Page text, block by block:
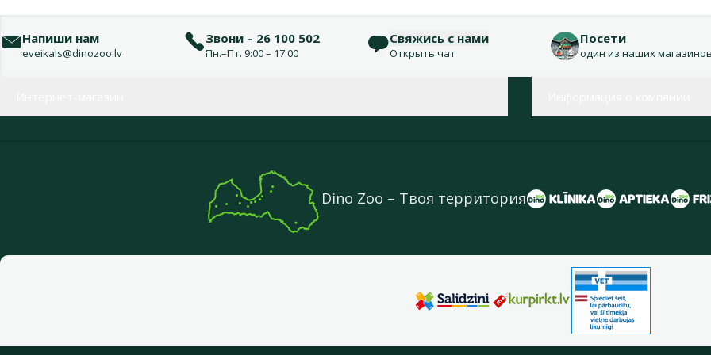
Напиши нам
eveikals@dinozoo.lv
Звони – 26 100 502
Пн.–Пт. 9:00 – 17:00
Свяжись с нами
Открыть чат
Посети
один из наших
Dino Zoo – Твоя территория